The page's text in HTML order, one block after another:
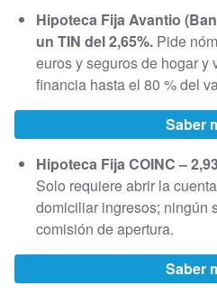
Hipoteca Fija Avantio
un TIN del 2,65%. Pide
euros y seguros de hogar y
financia hasta el 80 % del
Saber
Hipoteca Fija COINC –
Solo requiere abrir la
domiciliar ingresos; ningún
comisión de apertura.
Saber